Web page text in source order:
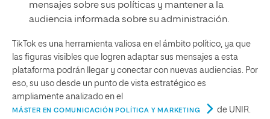
mensajes sobre sus políticas y mantener a la
audiencia informada sobre su administración.
TikTok es una herramienta valiosa en el ámbito político, ya que
las figuras visibles que logren adaptar sus mensajes a esta
plataforma podrán llegar y conectar con nuevas audiencias. Por
eso, su uso desde un punto de vista estratégico es
ampliamente analizado en el
MÁSTER EN COMUNICACIÓN POLÍTICA Y MARKETING de UNIR.